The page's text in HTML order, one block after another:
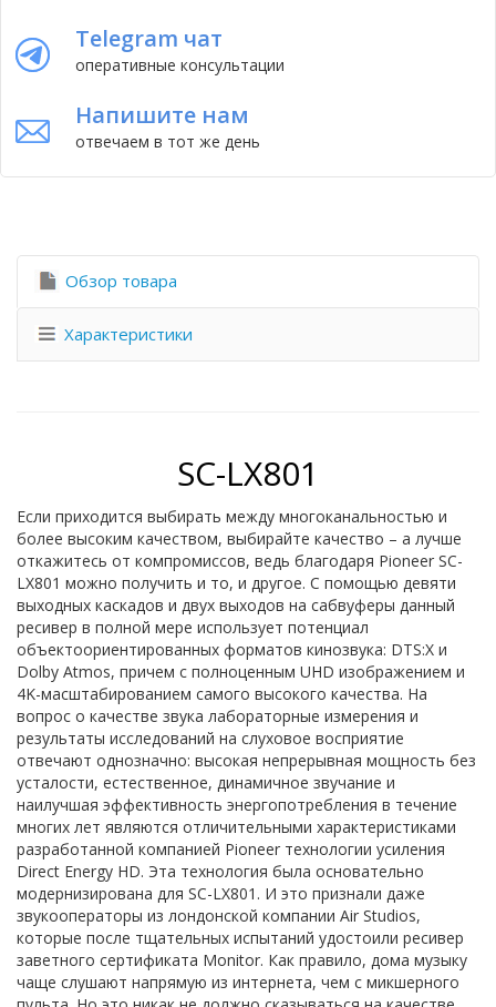
Telegram чат
оперативные консультации
Напишите нам
отвечаем в тот же день
Обзор товара
Характеристики
SC-LX801
Если приходится выбирать между многоканальностью и
более высоким качеством, выбирайте качество – а лучше
откажитесь от компромиссов, ведь благодаря Pioneer SC-
LX801 можно получить и то, и другое. С помощью девяти
выходных каскадов и двух выходов на сабвуферы данный
ресивер в полной мере использует потенциал
объектоориентированных форматов кинозвука: DTS:X и
Dolby Atmos, причем с полноценным UHD изображением и
4K-масштабированием самого высокого качества. На
вопрос о качестве звука лабораторные измерения и
результаты исследований на слуховое восприятие
отвечают однозначно: высокая непрерывная мощность без
усталости, естественное, динамичное звучание и
наилучшая эффективность энергопотребления в течение
многих лет являются отличительными характеристиками
разработанной компанией Pioneer технологии усиления
Direct Energy HD. Эта технология была основательно
модернизирована для SC-LX801. И это признали даже
звукооператоры из лондонской компании Air Studios,
которые после тщательных испытаний удостоили ресивер
заветного сертификата Monitor. Как правило, дома музыку
чаще слушают напрямую из интернета, чем с микшерного